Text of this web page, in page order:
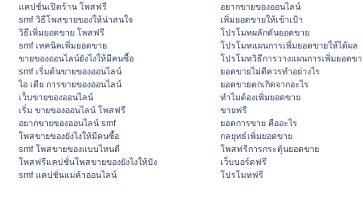
แคปชั่นเปิดร้าน โพสฟรี
smf วิธีโพสขายของให้น่าสนใจ
วิธีเพิ่มยอดขาย โพสฟรี
smf เทคนิคเพิ่มยอดขาย
ขายของออนไลน์ยังไงให้มีคนซื้อ
smf เริ่มต้นขายของออนไลน์
ไอ เดีย การขายของออนไลน์
เว็บขายของออนไลน์
เริ่ม ขายของออนไลน์ โพสฟรี
อยากขายของออนไลน์ smf
โพสขายของยังไงให้มีคนซื้อ
smf โพสขายของแบบไหนดี
โพสฟรีแคปชั่นโพสขายของยังไงให้ปัง
smf แคปชั่นแม่ค้าออนไลน์
อยากขายของออนไลน์
เพิ่มยอดขายให้เข้าเป้า
โปรโมทผลักดันยอดขาย
โปรโมทแผนการเพิ่มยอดขายให้ได้ผล
โปรโมทวิธีการวางแผนการเพิ่มยอดข
ยอดขายไม่ดีควรทำอย่างไร
ยอดขายตกเกิดจากอะไร
ทำไมต้องเพิ่มยอดขาย
ขายฟรี
ยอดการขาย คืออะไร
กลยุทธ์เพิ่มยอดขาย
โพสฟรีการกระตุ้นยอดขาย
เว็บบอร์ดฟรี
โปรโมทฟรี